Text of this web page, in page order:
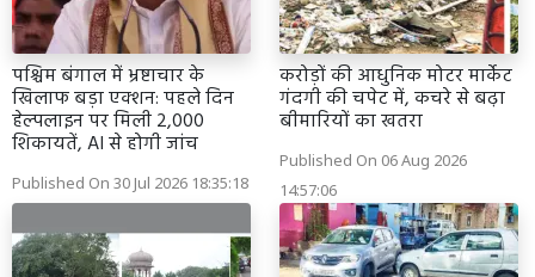
पश्चिम बंगाल में भ्रष्टाचार के
खिलाफ बड़ा एक्शन: पहले दिन
हेल्पलाइन पर मिली 2,000
शिकायतें, AI से होगी जांच
Published On 30 Jul 2026 18:35:18
करोड़ों की आधुनिक मोटर मार्केट
गंदगी की चपेट में, कचरे से बढ़ा
बीमारियों का खतरा
Published On 06 Aug 2026
14:57:06